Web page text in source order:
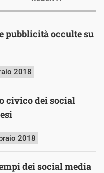
pubblicità occulte su
2018
civico dei social
2018
dei social media